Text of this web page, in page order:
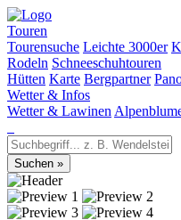
Touren
Tourensuche Leichte 3000er
Rodeln Schneeschuhtouren
Hütten Karte Bergpartner
Wetter & Infos
Wetter & Lawinen